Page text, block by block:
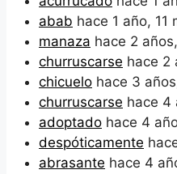
abab hace 1 año, 11
manaza hace 2
churruscarse hace 2
chicuelo hace 3
churruscarse hace 4
adoptado hace 4
despóticamente
abrasante hace 4